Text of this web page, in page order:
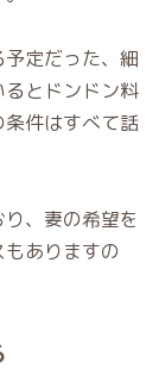
定だった、細
とドンドン料
件はすべて話
、妻の希望を
ありますの